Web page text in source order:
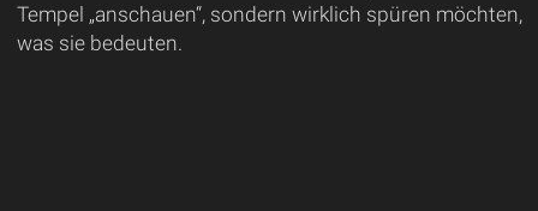
Tempel „anschauen“, sondern wirklich spüren möchten,
was sie bedeuten.